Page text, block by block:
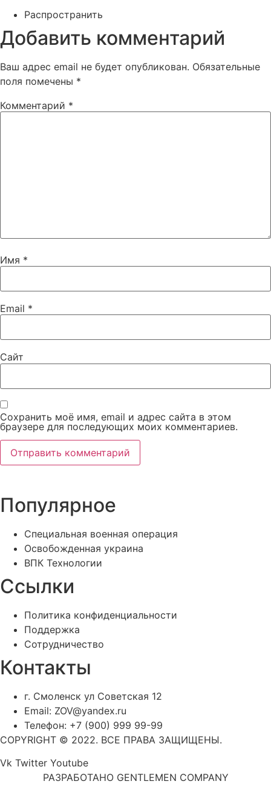
Распространить
Добавить комментарий
Ваш адрес email не будет опубликован. Обязательные
поля помечены *
Комментарий *
Имя *
Email *
Сайт
Сохранить моё имя, email и адрес сайта в этом
браузере для последующих моих комментариев.
Популярное
Специальная военная операция
Освобожденная украина
ВПК Технологии
Ссылки
Политика конфиденциальности
Поддержка
Сотрудничество
Контакты
г. Смоленск ул Советская 12
Email: ZOV@yandex.ru
Телефон: +7 (900) 999 99-99
COPYRIGHT © 2022. ВСЕ ПРАВА ЗАЩИЩЕНЫ.
Vk Twitter Youtube
РАЗРАБОТАНО GENTLEMEN COMPANY